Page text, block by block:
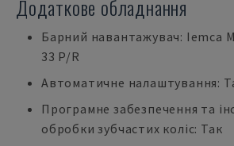
Додаткове обладнання
Барний навантажувач: Iemca
33 P/R
Автоматичне налаштування:
Програмне забезпечення та
обробки зубчастих коліс: Так